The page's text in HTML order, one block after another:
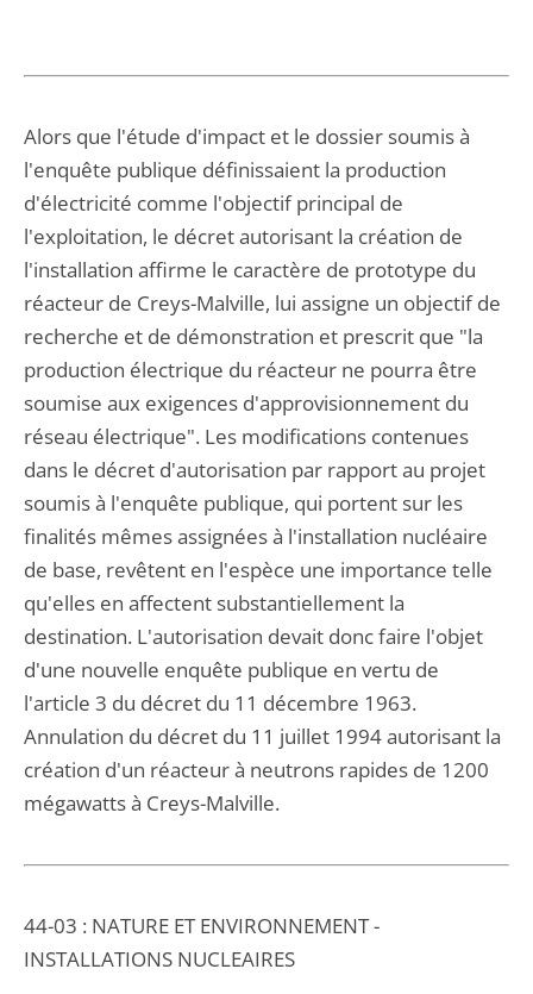
Alors que l'étude d'impact et le dossier soumis à
l'enquête publique définissaient la production
d'électricité comme l'objectif principal de
l'exploitation, le décret autorisant la création de
l'installation affirme le caractère de prototype du
réacteur de Creys-Malville, lui assigne un objectif de
recherche et de démonstration et prescrit que "la
production électrique du réacteur ne pourra être
soumise aux exigences d'approvisionnement du
réseau électrique". Les modifications contenues
dans le décret d'autorisation par rapport au projet
soumis à l'enquête publique, qui portent sur les
finalités mêmes assignées à l'installation nucléaire
de base, revêtent en l'espèce une importance telle
qu'elles en affectent substantiellement la
destination. L'autorisation devait donc faire l'objet
d'une nouvelle enquête publique en vertu de
l'article 3 du décret du 11 décembre 1963.
Annulation du décret du 11 juillet 1994 autorisant la
création d'un réacteur à neutrons rapides de 1200
mégawatts à Creys-Malville.
44-03 : NATURE ET ENVIRONNEMENT -
INSTALLATIONS NUCLEAIRES